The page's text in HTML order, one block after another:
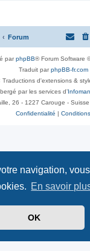
navigation,
En savoir
OK
Forum
parphpBB® Forum Software
Traduit parphpBB-fr.com
Traductions d'extensions &
par les services d’
26 - 1227 Carouge -
Confidentialité
Conditions